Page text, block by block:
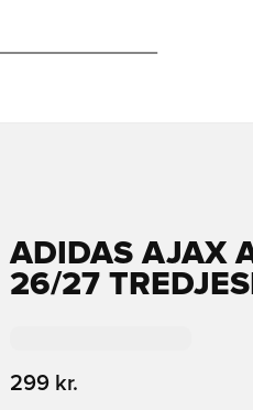
ADIDAS AJAX
26/27
299 kr.